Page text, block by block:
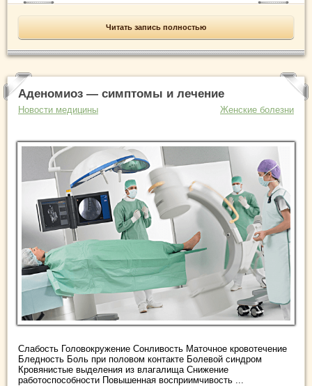
Читать запись полностью
Аденомиоз — симптомы и лечение
Новости медицины Женские болезни
Слабость Головокружение Сонливость Маточное кровотечение
Бледность Боль при половом контакте Болевой синдром
Кровянистые выделения из влагалища Снижение
работоспособности Повышенная восприимчивость ...